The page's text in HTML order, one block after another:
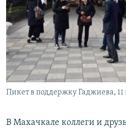
ПОДПИШИТЕСЬ НА
СОЦИАЛЬНЫЕ СЕТИ
Пикет в поддержку Гаджиева, 11
В Махачкале коллеги и